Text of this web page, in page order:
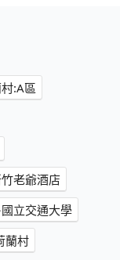
:A區
老爺酒店
立交通大學
蘭村